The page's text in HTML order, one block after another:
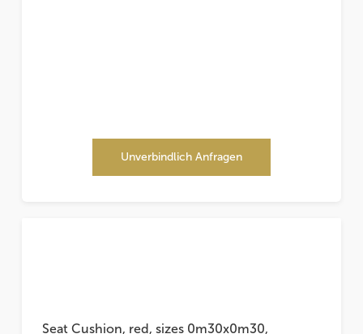
Unverbindlich Anfragen
Seat Cushion, red, sizes 0m30x0m30,